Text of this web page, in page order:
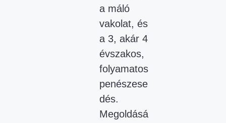
a máló
vakolat, és
a 3, akár 4
évszakos,
folyamatos
penészese
dés.
Megoldásá